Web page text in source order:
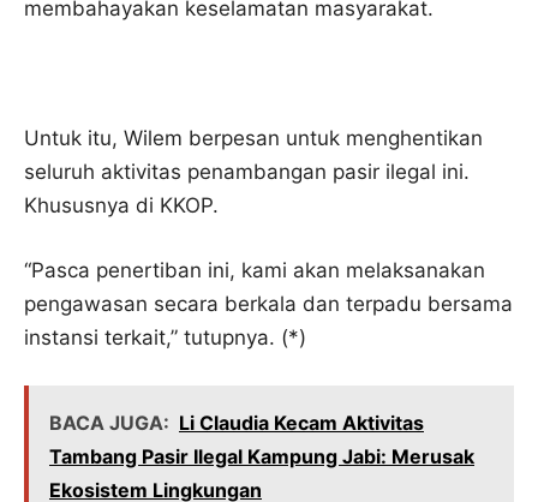
membahayakan keselamatan masyarakat.
Untuk itu, Wilem berpesan untuk menghentikan
seluruh aktivitas penambangan pasir ilegal ini.
Khususnya di KKOP.
“Pasca penertiban ini, kami akan melaksanakan
pengawasan secara berkala dan terpadu bersama
instansi terkait,” tutupnya. (*)
BACA JUGA: Li Claudia Kecam Aktivitas
Tambang Pasir Ilegal Kampung Jabi: Merusak
Ekosistem Lingkungan